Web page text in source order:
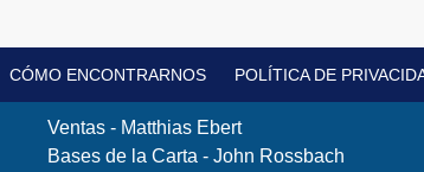
CÓMO ENCONTRARNOS POLÍTICA DE
Ventas - Matthias Ebert
Bases de la Carta - John Rossbach